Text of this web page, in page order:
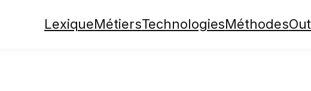
LexiqueMétiersTechnologiesMéthodes